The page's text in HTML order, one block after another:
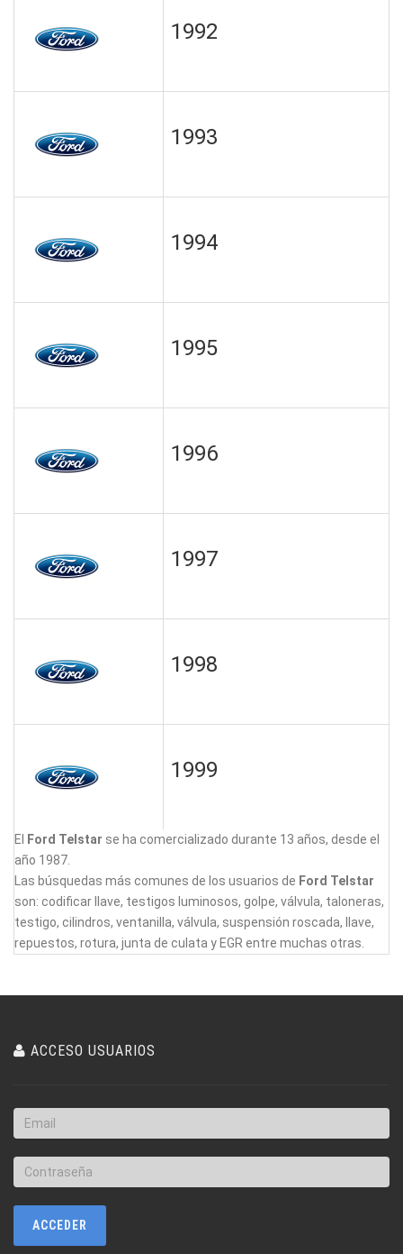
1992
1993
1994
1995
1996
1997
1998
1999
El Ford Telstar se ha comercializado durante 13 años, desde el
año 1987.
Las búsquedas más comunes de los usuarios de Ford Telstar
son: codificar llave, testigos luminosos, golpe, válvula, taloneras,
testigo, cilindros, ventanilla, válvula, suspensión roscada, llave,
repuestos, rotura, junta de culata y EGR entre muchas otras.
ACCESO USUARIOS